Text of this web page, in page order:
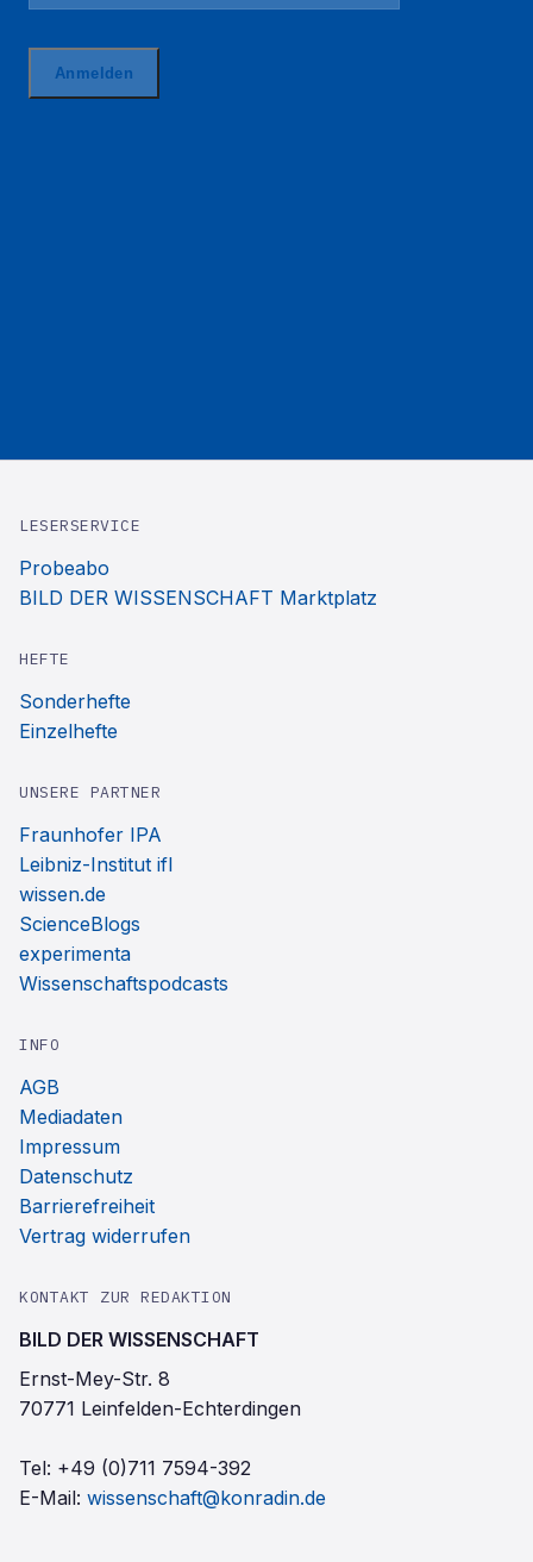
LESERSERVICE
Probeabo
BILD DER WISSENSCHAFT Marktplatz
HEFTE
Sonderhefte
Einzelhefte
UNSERE PARTNER
Fraunhofer IPA
Leibniz-Institut ifl
wissen.de
ScienceBlogs
experimenta
Wissenschaftspodcasts
INFO
AGB
Mediadaten
Impressum
Datenschutz
Barrierefreiheit
Vertrag widerrufen
KONTAKT ZUR REDAKTION
BILD DER WISSENSCHAFT
Ernst-Mey-Str. 8
70771 Leinfelden-Echterdingen
Tel: +49 (0)711 7594-392
E-Mail: wissenschaft@konradin.de